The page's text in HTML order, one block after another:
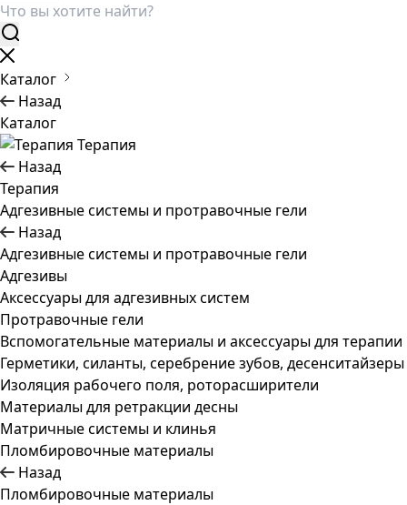
Каталог
Назад
Каталог
Терапия
Назад
Терапия
Адгезивные системы и протравочные гели
Назад
Адгезивные системы и протравочные гели
Адгезивы
Аксессуары для адгезивных систем
Протравочные гели
Вспомогательные материалы и аксессуары для терапии
Герметики, силанты, серебрение зубов, десенситайзеры
Изоляция рабочего поля, роторасширители
Материалы для ретракции десны
Матричные системы и клинья
Пломбировочные материалы
Назад
Пломбировочные материалы